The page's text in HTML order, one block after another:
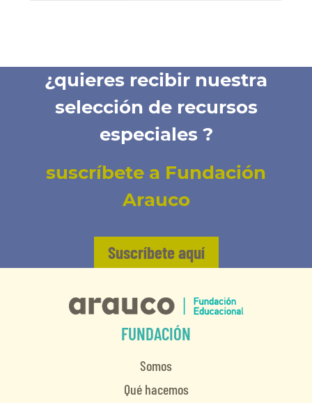
¿quieres recibir nuestra
selección de recursos
especiales ?
suscríbete a Fundación
Arauco
Suscríbete aquí
FUNDACIÓN
Somos
Qué hacemos